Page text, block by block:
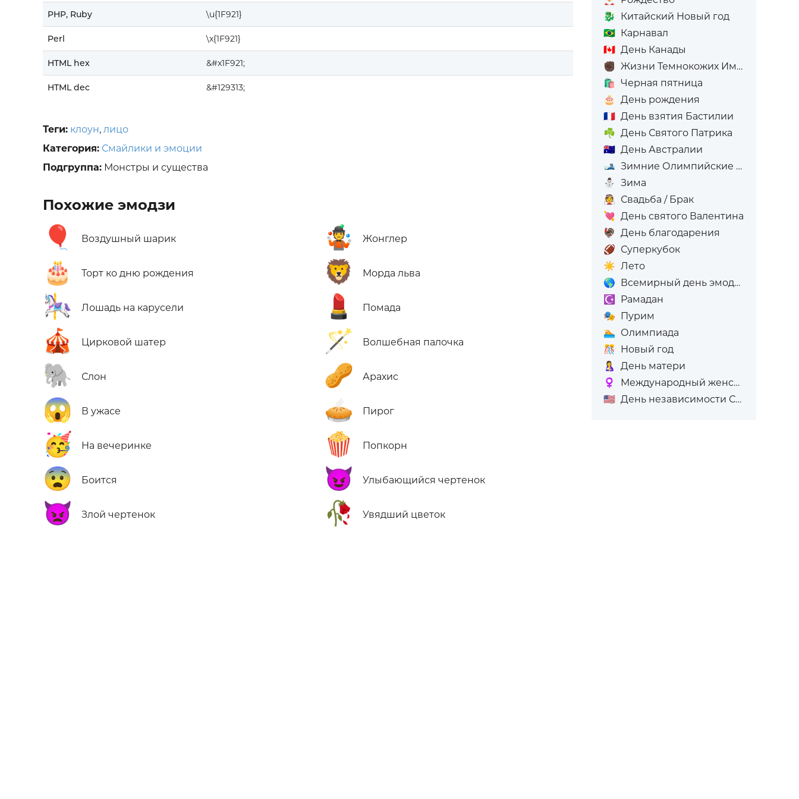
PHP, Ruby \u{1F921}
Perl \x{1F921}
HTML hex &#x1F921;
HTML dec &#129313;
Теги: клоун, лицо
Категория: Смайлики и эмоции
Подгруппа: Монстры и существа
Похожие эмодзи
🎈 Воздушный шарик
🎂 Торт ко дню рождения
🎠 Лошадь на карусели
🎪 Цирковой шатер
🐘 Слон
😱 В ужасе
🥳 На вечеринке
😨 Боится
👿 Злой чертенок
🤹 Жонглер
🦁 Морда льва
💄 Помада
🪄 Волшебная палочка
🥜 Арахис
🥧 Пирог
🍿 Попкорн
😈 Улыбающийся чертенок
🥀 Увядший цветок
🐉
Китайский Новый год
🇧🇷 Карнавал
🇨🇦 День Канады
✊🏿 Жизни Темнокожих Имеют Значение
🛍️
Черная пятница
🎂
День рождения
🇫🇷 День взятия Бастилии
☘️ День Святого Патрика
🇦🇺 День Австралии
🎿 Зимние Олимпийские игры
⛄
Зима
👰 Свадьба / Брак
💘 День святого Валентина
🦃 День благодарения
🏈 Суперкубок
☀️ Лето
🌎 Всемирный день эмодзи
☪️
Рамадан
🎭 Пурим
🏊 Олимпиада
🎊
Новый год
🤱
День матери
♀️
Международный женский день (8-е марта)
🇺🇸 День независимости США